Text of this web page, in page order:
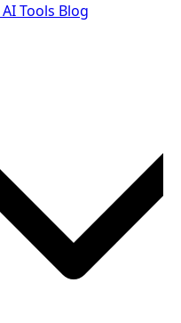
AI Tools Blog